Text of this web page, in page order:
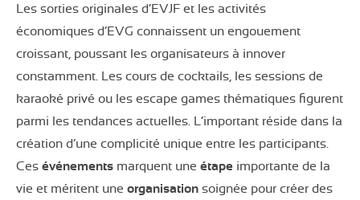
Les sorties originales d’EVJF et les activités
économiques d’EVG connaissent un engouement
croissant, poussant les organisateurs à innover
constamment. Les cours de cocktails, les sessions de
karaoké privé ou les escape games thématiques figurent
parmi les tendances actuelles. L’important réside dans la
création d’une complicité unique entre les participants.
Ces événements marquent une étape importante de la
vie et méritent une organisation soignée pour créer des